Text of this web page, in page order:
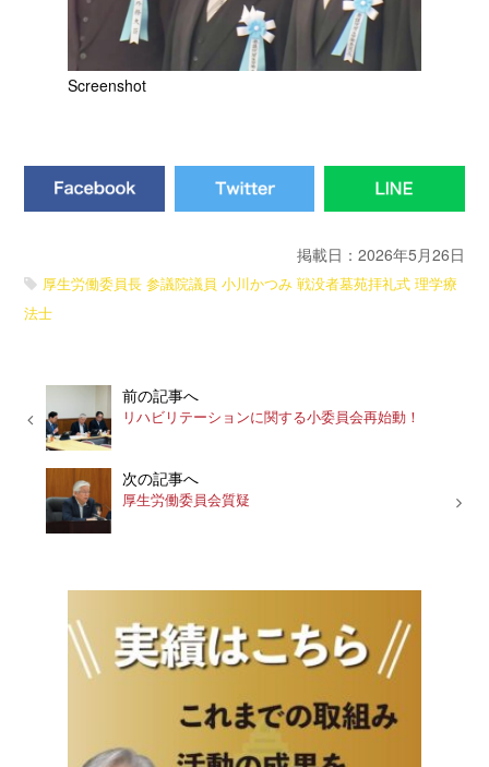
Screenshot
掲載日：2026年5月26日
厚生労働委員長 参議院議員 小川かつみ 戦没者墓苑拝礼式 理学療
法士
前の記事へ
リハビリテーションに関する小委員会再始動！
次の記事へ
厚生労働委員会質疑